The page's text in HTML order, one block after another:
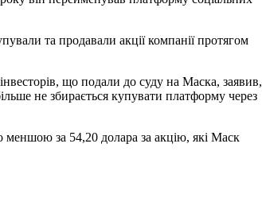
та продавали акції компанії протягом
що подали до суду на Маска, заявив,
не збирається купувати платформу через
меншою за 54,20 долара за акцію, які Маск